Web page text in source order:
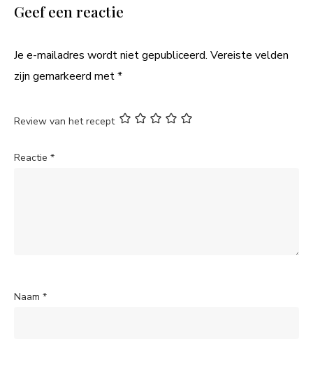
Geef een reactie
Je e-mailadres wordt niet gepubliceerd. Vereiste velden
zijn gemarkeerd met*
Review van het recept
Reactie *
Naam *